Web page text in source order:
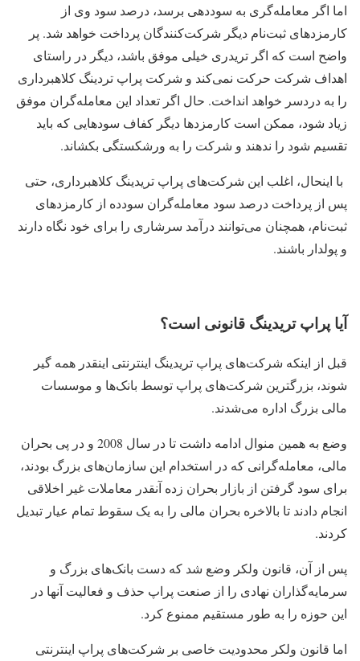
اما اگر ‌‌معامله‌گری به سوددهی برسد، درصد سود وی از
کارمزدهای ‌‌ثبت‌نام دیگر ‌‌شرکت‌کنندگان پرداخت خواهد شد. پر
واضح است که اگر تریدری خیلی موفق باشد، دیگر در راستای
اهداف شرکت حرکت نمی‌کند و شرکت پراپ تردینگ کلاهبرداری
را به دردسر خواهد انداخت. حال اگر تعداد این ‌‌معامله‌گران موفق
زیاد شود، ممکن است کارمزدها دیگر کفاف سودهایی که باید
تقسیم شود را ندهند و شرکت را به ورشکستگی بکشاند.
با اینحال، اغلب این شرکت‌‌های پراپ تریدینگ کلاهبرداری، حتی
پس از پرداخت درصد سود ‌‌معامله‌گران سودده از کارمزدهای
‌‌ثبت‌نام، همچنان می‌توانند درآمد سرشاری را برای خود نگاه دارند
و پولدار باشند.
آیا پراپ تریدینگ قانونی است؟
قبل از اینکه شرکت‌‌های پراپ تریدینگ اینترنتی اینقدر همه گیر
شوند، بزرگترین شرکت‌‌های پراپ توسط بانک‌‌ها و موسسات
مالی بزرگ اداره می‌شدند.
وضع به همین منوال ادامه داشت تا در سال 2008 و در پی بحران
مالی، ‌‌معامله‌گرانی که در استخدام این سازمان‌‌های بزرگ بودند،
برای سود گرفتن از بازار بحران زده آنقدر معاملات غیر اخلاقی
انجام دادند تا بالاخره بحران مالی را به یک سقوط تمام عیار تبدیل
کردند.
پس از آن، قانون ولکر وضع شد که دست بانک‌‌های بزرگ و
سرمایه‌گذاران نهادی را از صنعت پراپ حذف و فعالیت آنها در
این حوزه را به طور مستقیم ممنوع کرد.
اما قانون ولکر محدودیت خاصی بر شرکت‌‌های پراپ اینترنتی